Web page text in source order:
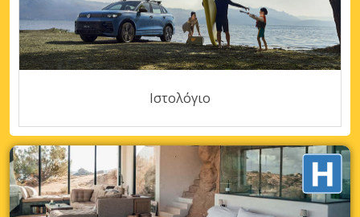
Ιστολόγιο